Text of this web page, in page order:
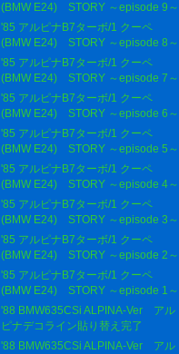
(BMW E24) STORY ～episode 9～
'85 アルピナB7ターボ/1 クーペ
(BMW E24) STORY ～episode 8～
'85 アルピナB7ターボ/1 クーペ
(BMW E24) STORY ～episode 7～
'85 アルピナB7ターボ/1 クーペ
(BMW E24) STORY ～episode 6～
'85 アルピナB7ターボ/1 クーペ
(BMW E24) STORY ～episode 5～
'85 アルピナB7ターボ/1 クーペ
(BMW E24) STORY ～episode 4～
'85 アルピナB7ターボ/1 クーペ
(BMW E24) STORY ～episode 3～
'85 アルピナB7ターボ/1 クーペ
(BMW E24) STORY ～episode 2～
'85 アルピナB7ターボ/1 クーペ
(BMW E24) STORY ～episode 1～
'88 BMW635CSi ALPINA-Ver アル
ピナデコライン貼り替え完了
'88 BMW635CSi ALPINA-Ver アル